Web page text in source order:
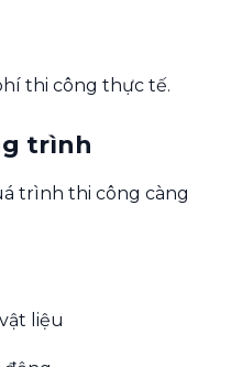
thi công thực tế.
trình
trình thi công càng
liệu